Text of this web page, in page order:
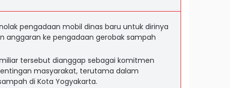
pengadaan mobil dinas baru untuk dirinya
anggaran ke pengadaan gerobak sampah
tersebut dianggap sebagai komitmen
masyarakat, terutama dalam
di Kota Yogyakarta.